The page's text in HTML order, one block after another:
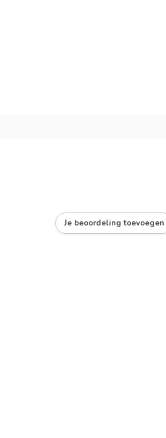
Je beoordeling toevoegen